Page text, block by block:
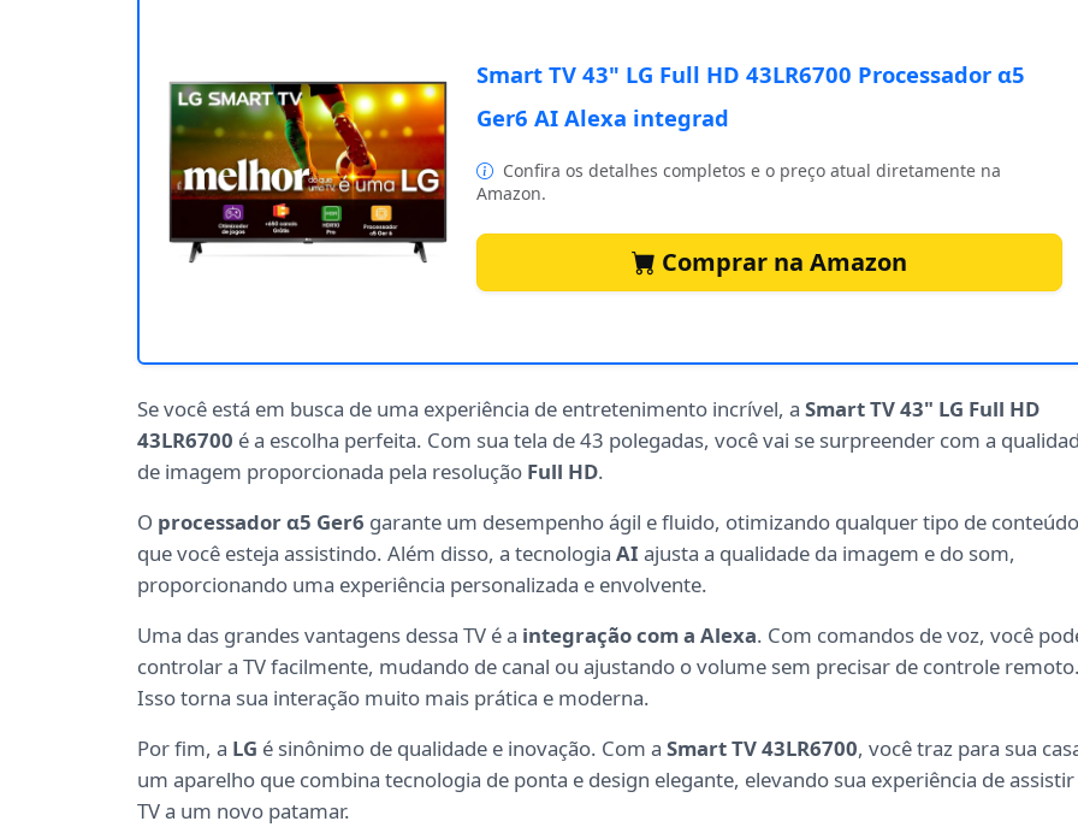
Smart TV 43" LG Full HD 43LR6700 Processador α5
Ger6 AI Alexa integrad
Confira os detalhes completos e o preço atual diretamente na
Amazon.
Comprar na Amazon
Se você está em busca de uma experiência de entretenimento incrível, a Smart TV 43" LG Full HD
43LR6700 é a escolha perfeita. Com sua tela de 43 polegadas, você vai se surpreender com a
de imagem proporcionada pela resolução Full HD.
O processador α5 Ger6 garante um desempenho ágil e fluido, otimizando qualquer tipo de conteúdo
que você esteja assistindo. Além disso, a tecnologia AI ajusta a qualidade da imagem e do som,
proporcionando uma experiência personalizada e envolvente.
Uma das grandes vantagens dessa TV é a integração com a Alexa. Com comandos de voz, você
controlar a TV facilmente, mudando de canal ou ajustando o volume sem precisar de controle
Isso torna sua interação muito mais prática e moderna.
Por fim, a LG é sinônimo de qualidade e inovação. Com a Smart TV 43LR6700, você traz para sua
um aparelho que combina tecnologia de ponta e design elegante, elevando sua experiência de assistir
TV a um novo patamar.